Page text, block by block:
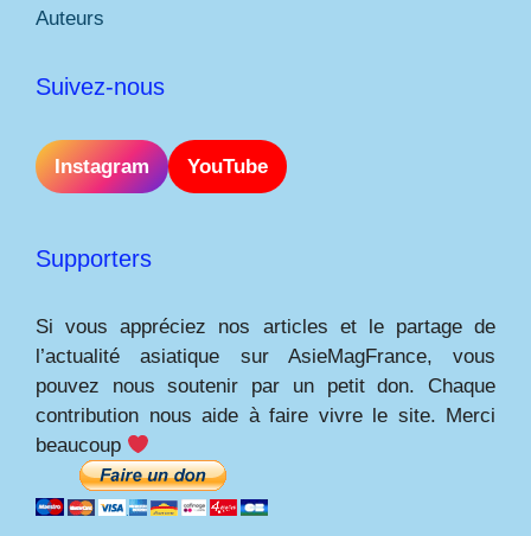
Auteurs
Suivez-nous
Instagram YouTube
Supporters
Si vous appréciez nos articles et le partage de
l’actualité asiatique sur AsieMagFrance, vous
pouvez nous soutenir par un petit don. Chaque
contribution nous aide à faire vivre le site. Merci
beaucoup